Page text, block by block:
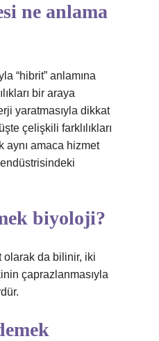
ne anlama
“hibrit” anlamına
bir araya
yaratmasıyla dikkat
çelişkili farklılıkları
aynı amaca hizmet
biyoloji?
olarak da bilinir, iki
çaprazlanmasıyla